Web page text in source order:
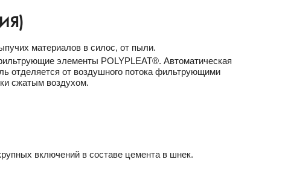
материалов в силос, от пыли.
элементы POLYPLEAT®. Автоматическая
отделяется от воздушного потока фильтрующими
сжатым воздухом.
включений в составе цемента в шнек.